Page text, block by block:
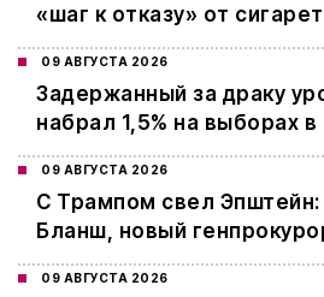
«шаг к отказу» от сигарет
09 АВГУСТА 2026
Задержанный за драку
набрал 1,5% на выборах
09 АВГУСТА 2026
С Трампом свел Эпштейн:
Бланш, новый
09 АВГУСТА 2026